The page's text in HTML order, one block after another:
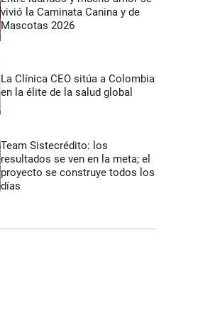
vivió la Caminata Canina y de
Mascotas 2026
La Clínica CEO sitúa a Colombia
en la élite de la salud global
Team Sistecrédito: los
resultados se ven en la meta; el
proyecto se construye todos los
días